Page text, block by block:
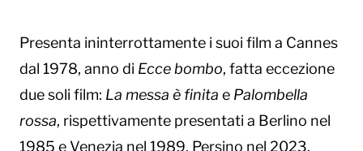
Presenta ininterrottamente i suoi film a Cannes
dal 1978, anno di Ecce bombo, fatta eccezione
due soli film: La messa è finita e Palombella
rossa, rispettivamente presentati a Berlino nel
1985 e Venezia nel 1989. Persino nel 2023,